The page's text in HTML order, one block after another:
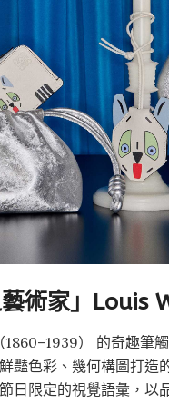
術家」Louis
） 的奇趣筆
豔色彩、幾何構圖打造
日限定的視覺語彙，以